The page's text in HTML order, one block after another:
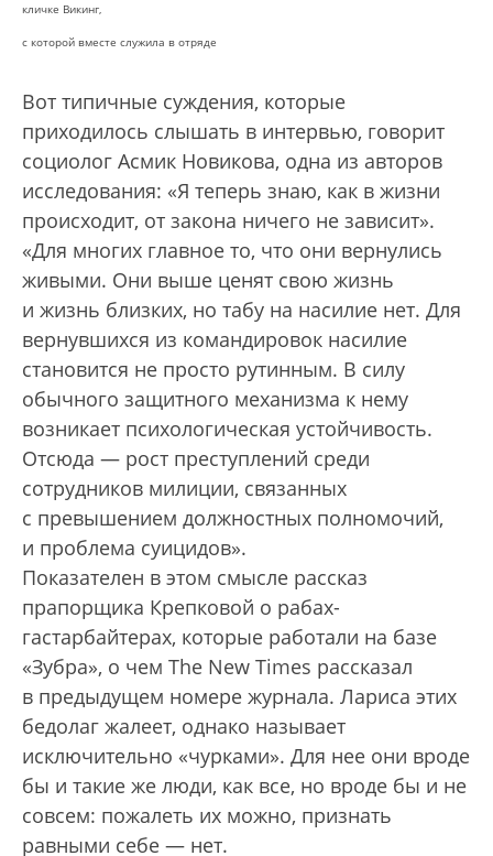
кличке Викинг,
с которой вместе служила в отряде
Вот типичные суждения, которые
приходилось слышать в интервью, говорит
социолог Асмик Новикова, одна из авторов
исследования: «Я теперь знаю, как в жизни
происходит, от закона ничего не зависит».
«Для многих главное то, что они вернулись
живыми. Они выше ценят свою жизнь
и жизнь близких, но табу на насилие нет. Для
вернувшихся из командировок насилие
становится не просто рутинным. В силу
обычного защитного механизма к нему
возникает психологическая устойчивость.
Отсюда — рост преступлений среди
сотрудников милиции, связанных
с превышением должностных полномочий,
и проблема суицидов».
Показателен в этом смысле рассказ
прапорщика Крепковой о рабах-
гастарбайтерах, которые работали на базе
«Зубра», о чем The New Times рассказал
в предыдущем номере журнала. Лариса этих
бедолаг жалеет, однако называет
исключительно «чурками». Для нее они вроде
бы и такие же люди, как все, но вроде бы и не
совсем: пожалеть их можно, признать
равными себе — нет.